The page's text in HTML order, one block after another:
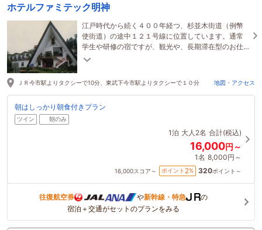
ホテルファミテック明神
江戸時代から続く４００年経つ、杉並木街道（例幣
使街道）の途中１２１号線に位置しています。通常
学生や研修の宿ですが、観光や、長期滞在型のお仕
事でもご利用頂けます。
ＪＲ今市駅よりタクシーで10分、東武下今市駅よりタクシーで１０分 地図・アクセス
朝はしっかり朝食付きプラン
ツイン 朝のみ
1泊 大人2名 合計(税込)
16,000円～
1名 8,000円～
16,000スコア～ ポイント 2% 320ポイント～
往復航空券 や新幹線・特急
の
宿泊＋交通がセットのプランをみる